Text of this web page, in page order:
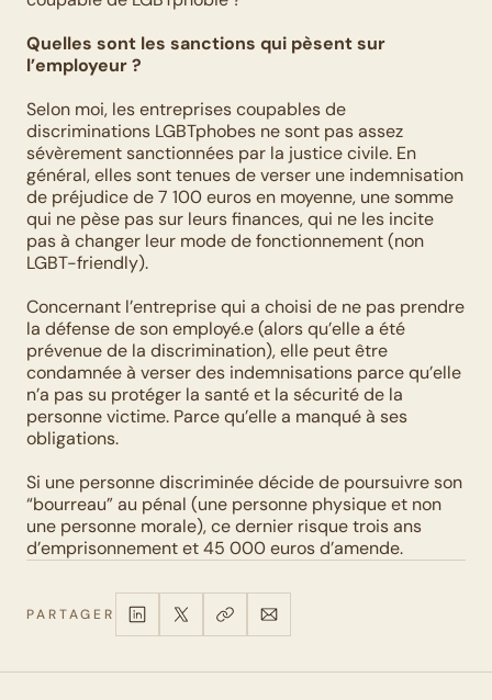
Quelles sont les sanctions qui pèsent sur
l’employeur ?
Selon moi, les entreprises coupables de
discriminations LGBTphobes ne sont pas assez
sévèrement sanctionnées par la justice civile. En
général, elles sont tenues de verser une indemnisation
de préjudice de 7 100 euros en moyenne, une somme
qui ne pèse pas sur leurs finances, qui ne les incite
pas à changer leur mode de fonctionnement (non
LGBT-friendly).
Concernant l’entreprise qui a choisi de ne pas prendre
la défense de son employé.e (alors qu’elle a été
prévenue de la discrimination), elle peut être
condamnée à verser des indemnisations parce qu’elle
n’a pas su protéger la santé et la sécurité de la
personne victime. Parce qu’elle a manqué à ses
obligations.
Si une personne discriminée décide de poursuivre son
“bourreau” au pénal (une personne physique et non
une personne morale), ce dernier risque trois ans
d’emprisonnement et 45 000 euros d’amende.
PARTAGER